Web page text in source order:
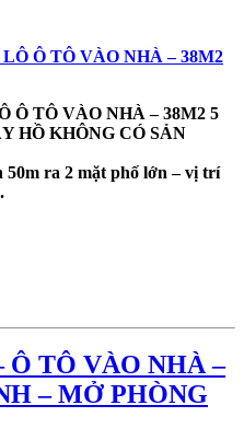
Ô TÔ VÀO NHÀ – 38M2 5
HỒ KHÔNG CÓ SẢN
50m ra 2 mặt phố lớn – vị trí
Ô TÔ VÀO NHÀ –
– MỞ PHÒNG